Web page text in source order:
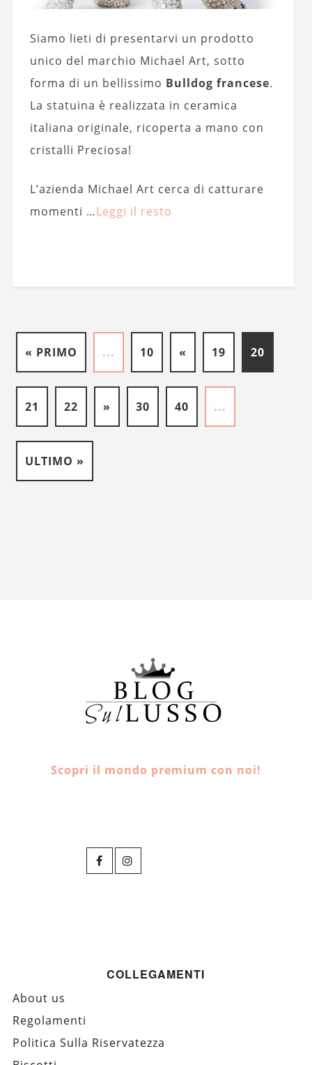
Siamo lieti di presentarvi un prodotto
unico del marchio Michael Art, sotto
forma di un bellissimo Bulldog francese.
La statuina è realizzata in ceramica
italiana originale, ricoperta a mano con
cristalli Preciosa!
L’azienda Michael Art cerca di catturare
momenti …Leggi il resto
« PRIMO ... 10 « 19 20
21 22 » 30 40 ...
ULTIMO »
Scopri il mondo premium con noi!
COLLEGAMENTI
About us
Regolamenti
Politica Sulla Riservatezza